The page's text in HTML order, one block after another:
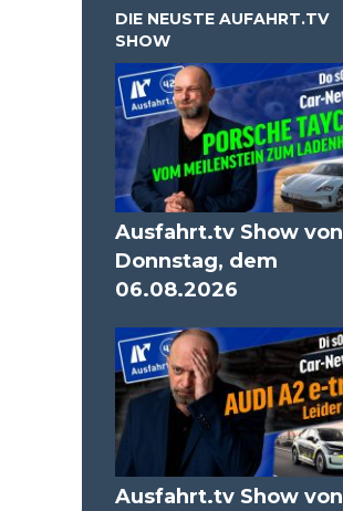
DIE NEUSTE AUFAHRT.TV
SHOW
Ausfahrt.tv Show von
Donnstag, dem
06.08.2026
Ausfahrt.tv Show von